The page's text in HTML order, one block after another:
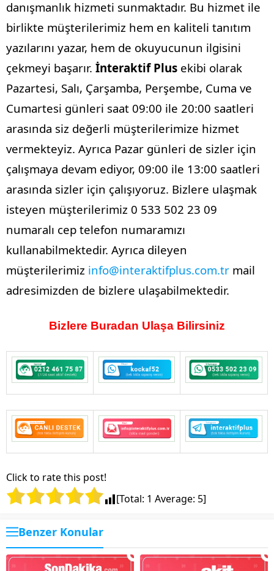
danışmanlık hizmeti sunmaktadır. Bu hizmet ile
birlikte müşterilerimiz hem en kaliteli tanıtım
yazılarını yazar, hem de okuyucunun ilgisini
çekmeyi başarır. İnteraktif Plus ekibi olarak
Pazartesi, Salı, Çarşamba, Perşembe, Cuma ve
Cumartesi günleri saat 09:00 ile 20:00 saatleri
arasında siz değerli müşterilerimize hizmet
vermekteyiz. Ayrıca Pazar günleri de sizler için
çalışmaya devam ediyor, 09:00 ile 13:00 saatleri
arasında sizler için çalışıyoruz. Bizlere ulaşmak
isteyen müşterilerimiz 0 533 502 23 09
numaralı cep telefon numaramızı
kullanabilmektedir. Ayrıca dileyen
müşterilerimiz info@interaktifplus.com.tr mail
adresimizden de bizlere ulaşabilmektedir.
Bizlere Buradan Ulaşa Bilirsiniz
Click to rate this post!
[Total: 1 Average: 5]
Benzer Konular